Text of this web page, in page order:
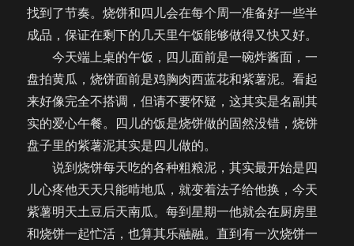
找到了节奏。烧饼和四儿会在每个周一准备好一些半
成品，保证在剩下的几天里午饭能够做得又快又好。
今天端上桌的午饭，四儿面前是一碗炸酱面，一
盘拍黄瓜，烧饼面前是鸡胸肉西蓝花和紫薯泥。看起
来好像完全不搭调，但请不要怀疑，这其实是名副其
实的爱心午餐。四儿的饭是烧饼做的固然没错，烧饼
盘子里的紫薯泥其实是四儿做的。
说到烧饼每天吃的各种粗粮泥，其实最开始是四
儿心疼他天天只能啃地瓜，就变着法子给他换，今天
紫薯明天土豆后天南瓜。每到星期一他就会在厨房里
和烧饼一起忙活，也算其乐融融。直到有一次烧饼一